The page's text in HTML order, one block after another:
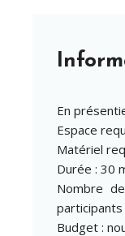
En
Espace
Matériel
Durée : 30
Nombre
participants
Budget :